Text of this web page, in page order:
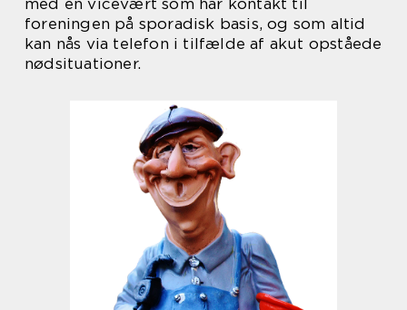
med en vicevært som har kontakt til
foreningen på sporadisk basis, og som altid
kan nås via telefon i tilfælde af akut opståede
nødsituationer.